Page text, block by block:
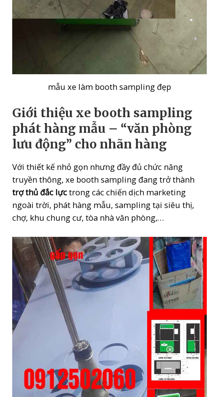
mẫu xe làm booth sampling đẹp
Giới thiệu xe booth sampling
phát hàng mẫu – “văn phòng
lưu động” cho nhãn hàng
Với thiết kế nhỏ gọn nhưng đầy đủ chức năng
truyền thông, xe booth sampling đang trở thành
trợ thủ đắc lựctrong các chiến dịch marketing
ngoài trời, phát hàng mẫu, sampling tại siêu thị,
chợ, khu chung cư, tòa nhà văn phòng,…